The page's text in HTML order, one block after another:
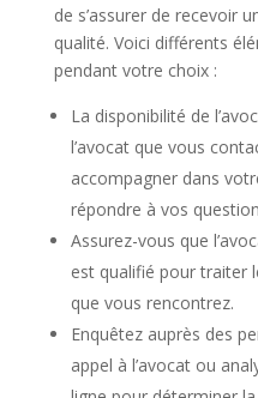
de s’assurer de recevoir
qualité. Voici différents
pendant votre choix :
La disponibilité de
l’avocat que vous
accompagner dans
répondre à vos
Assurez-vous que
est qualifié pour traiter
que vous rencontrez.
Enquêtez auprès des
appel à l’avocat ou